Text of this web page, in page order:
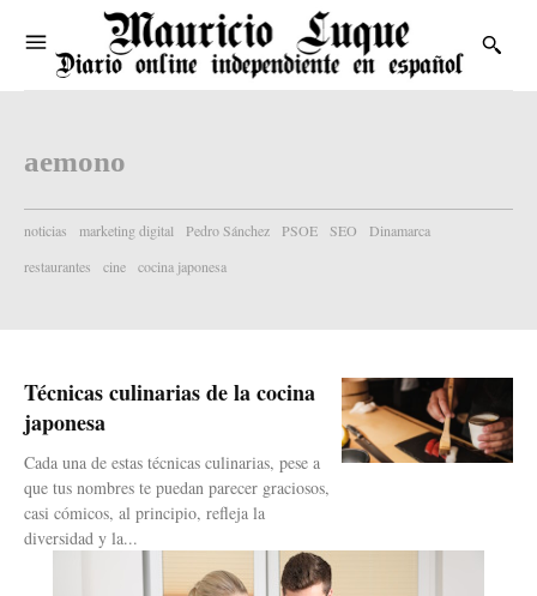
aemono
noticias marketing digital Pedro Sánchez PSOE SEO
Dinamarca
restaurantes
cine cocina japonesa
Técnicas culinarias de la cocina
japonesa
Cada una de estas técnicas culinarias, pese a
que tus nombres te puedan parecer graciosos,
casi cómicos, al principio, refleja la
diversidad y la...